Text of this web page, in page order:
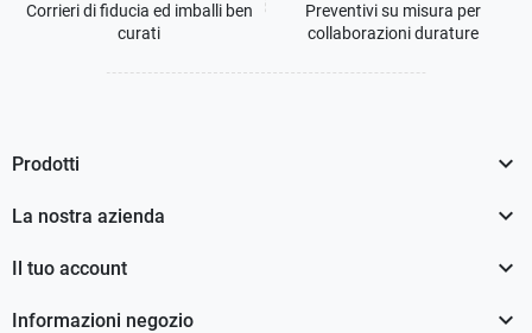
Corrieri di fiducia ed imballi ben
curati
Preventivi su misura per
collaborazioni durature
Prodotti 
La nostra azienda 
Il tuo account 
Informazioni negozio 